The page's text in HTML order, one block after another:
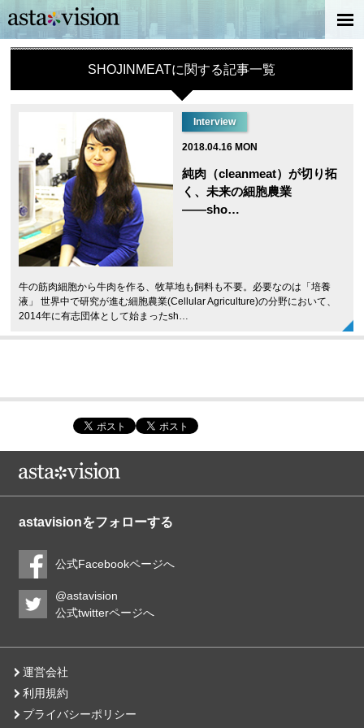
SHOJINMEATに関する記事一覧
Interview
2018.04.16 MON
純肉（cleanmeat）が切り拓
く、未来の細胞農業
――sho…
牛の筋肉細胞から牛肉を作る、牧草地も飼料も不要。必要なのは「培養
液」 世界中で研究が進む細胞農業(Cellular Agriculture)の分野において、
2014年に有志団体として始まったsh…
astavisionをフォローする
公式Facebookページへ
@astavision
公式twitterページへ
運営会社
利用規約
プライバシーポリシー